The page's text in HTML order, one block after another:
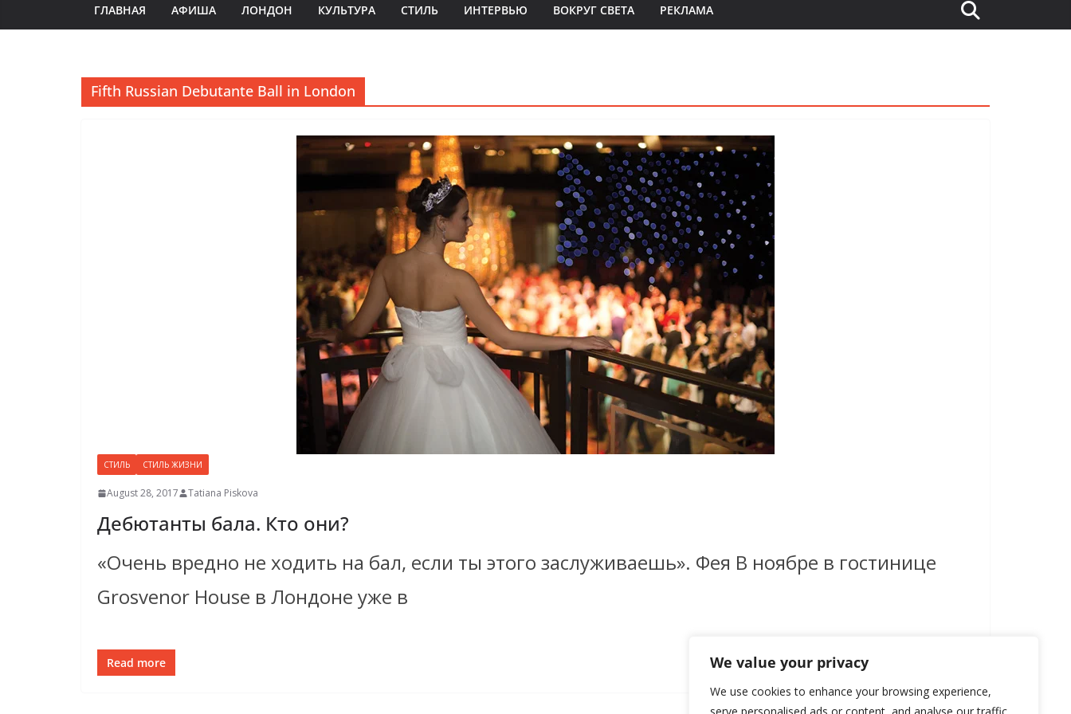
We value your privacy
We use cookies to enhance your browsing experience,
ГЛАВНАЯ АФИША ЛОНДОН КУЛЬТУРА СТИЛЬ ИНТЕРВЬЮ ВОКРУГ СВЕТА РЕКЛАМА
Fifth Russian Debutante Ball in London
СТИЛЬ СТИЛЬ ЖИЗНИ
August 28, 2017 Tatiana Piskova
Дебютанты бала. Кто они?
«Очень вредно не ходить на бал, если ты этого заслуживаешь». Фея В ноябре в гостинице
Grosvenor House в Лондоне уже в
Read more